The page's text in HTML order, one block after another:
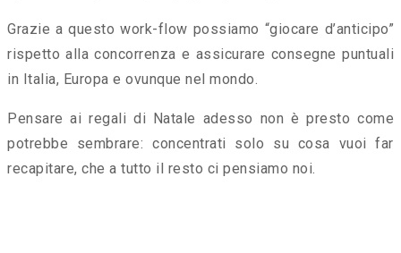
Grazie a questo work-flow possiamo “giocare d’anticipo”
rispetto alla concorrenza e assicurare consegne puntuali
in Italia, Europa e ovunque nel mondo.
Pensare ai regali di Natale adesso non è presto come
potrebbe sembrare: concentrati solo su cosa vuoi far
recapitare, che a tutto il resto ci pensiamo noi.